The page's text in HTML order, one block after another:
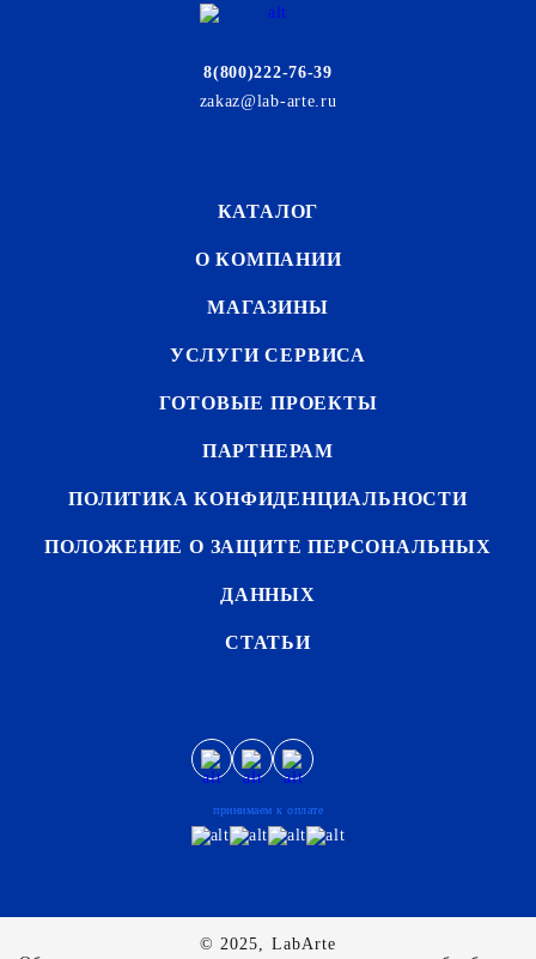
8(800)222-76-39
zakaz@lab-arte.ru
КАТАЛОГ
О КОМПАНИИ
МАГАЗИНЫ
УСЛУГИ СЕРВИСА
ГОТОВЫЕ ПРОЕКТЫ
ПАРТНЕРАМ
ПОЛИТИКА КОНФИДЕНЦИАЛЬНОСТИ
ПОЛОЖЕНИЕ О ЗАЩИТЕ ПЕРСОНАЛЬНЫХ
ДАННЫХ
СТАТЬИ
принимаем к оплате
© 2025, LabArte